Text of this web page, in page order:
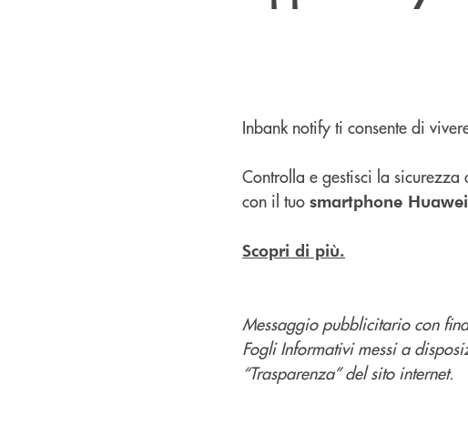
Inbank notify ti consente di
Controlla e gestisci la
con il tuo smartphone Huawei
Scopri di più.
Messaggio pubblicitario con
Fogli Informativi messi a
“Trasparenza” del sito internet.